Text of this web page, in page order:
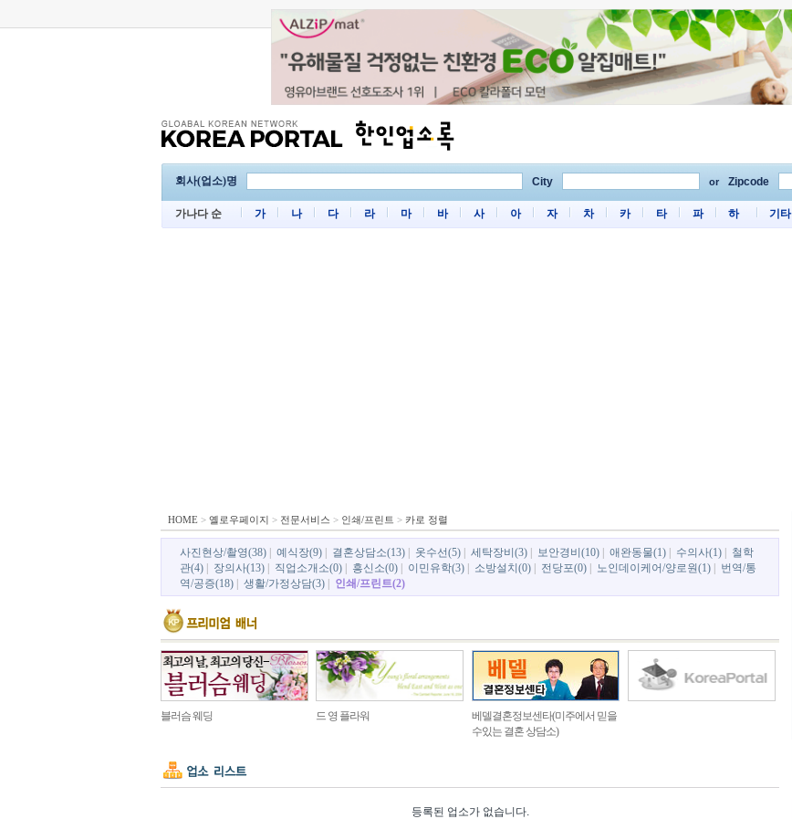
회사(업소)명 City or Zipcode
가나다 순 가 나 다 라 마 바 사 아 자 차 카 타 파 하 기타
HOME > 옐로우페이지 > 전문서비스 > 인쇄/프린트 > 카로 정렬
사진현상/촬영(38) 예식장(9) 결혼상담소(13) 옷수선(5) 세탁장비(3) 보안경비(10) 애완동물(1) 수의사(1)
철학
관(4)
장의사(13) 직업소개소(0) 흥신소(0) 이민유학(3) 소방설치(0) 전당포(0) 노인데이케어/양로원(1)
번역/통
역/공증(18)
생활/가정상담(3) 인쇄/프린트(2)
블러슴 웨딩 드 영 플라워
베델결혼정보센타(미주에서 믿을
수있는 결혼 상담소)
등록된 업소가 없습니다.